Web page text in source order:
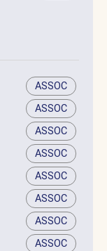
ASSOC
ASSOC
ASSOC
ASSOC
ASSOC
ASSOC
ASSOC
ASSOC